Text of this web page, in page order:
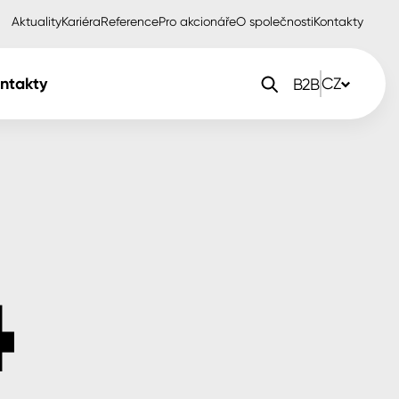
AktualityKariéraReferencePro akcionářeO společnostiKontakty
B2BCZ